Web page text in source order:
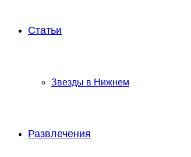
Статьи
Звезды в Нижнем
Развлечения